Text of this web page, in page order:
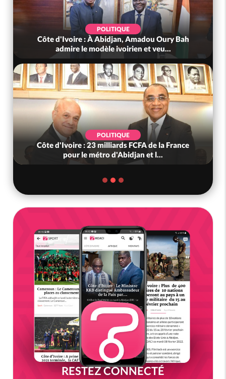
À Abidjan, Amadou Oury Bah
modèle ivoirien et veu...
POLITIQUE
23 milliards FCFA de la France
métro d'Abidjan et l...
Côte d'Ivoire :
Côte d'Ivoire : « On
nous »,
RESTEZ CONNECTÉ